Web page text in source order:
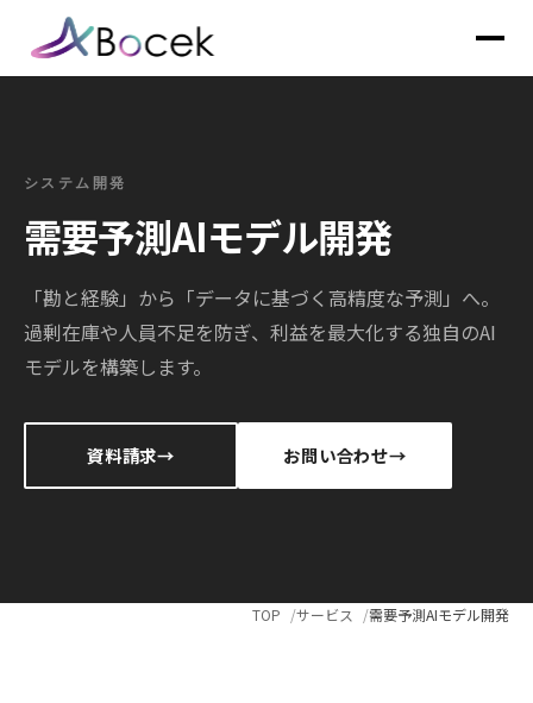
システム開発
需要予測AIモデル開発
「勘と経験」から「データに基づく高精度な予測」へ。
過剰在庫や人員不足を防ぎ、利益を最大化する独自のAI
モデルを構築します。
資料請求 お問い合わせ
TOP サービス 需要予測AIモデル開発